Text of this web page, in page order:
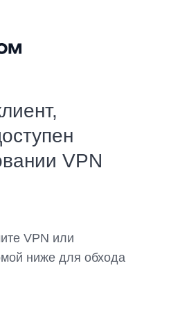
VPN
VPN или
ниже для обхода